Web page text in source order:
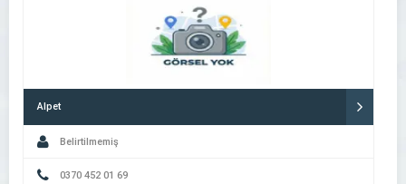
Alpet
Belirtilmemiş
0370 452 01 69